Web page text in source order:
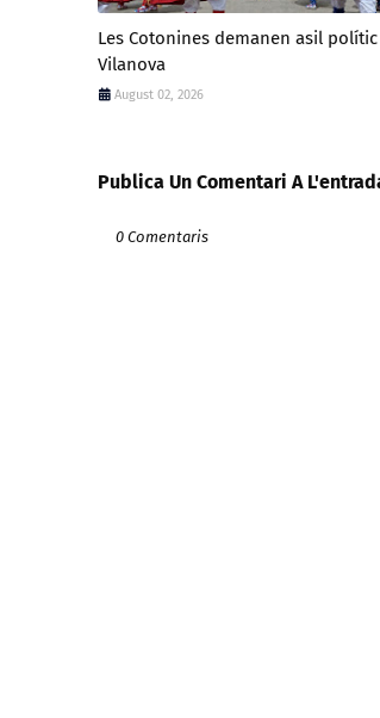
Les Cotonines demanen asil
Vilanova
August 02, 2026
Publica Un Comentari A
0 Comentaris